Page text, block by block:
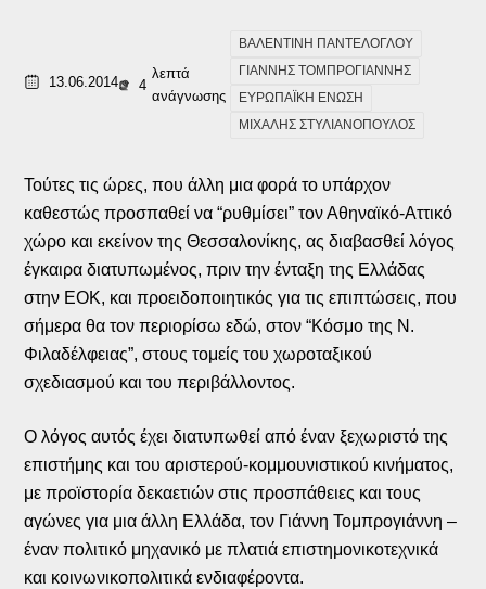
13.06.2014 4
λεπτά
ανάγνωσης
ΒΑΛΕΝΤΙΝΗ ΠΑΝΤΕΛΟΓΛΟΥ
ΓΙΑΝΝΗΣ ΤΟΜΠΡΟΓΙΑΝΝΗΣ
ΕΥΡΩΠΑΪΚΗ ΕΝΩΣΗ
ΜΙΧΑΛΗΣ ΣΤΥΛΙΑΝΟΠΟΥΛΟΣ
Τούτες τις ώρες, που άλλη μια φορά το υπάρχον
καθεστώς προσπαθεί να “ρυθμίσει” τον Αθηναϊκό-Αττικό
χώρο και εκείνον της Θεσσαλονίκης, ας διαβασθεί λόγος
έγκαιρα διατυπωμένος, πριν την ένταξη της Ελλάδας
στην ΕΟΚ, και προειδοποιητικός για τις επιπτώσεις, που
σήμερα θα τον περιορίσω εδώ, στον “Κόσμο της Ν.
Φιλαδέλφειας”, στους τομείς του χωροταξικού
σχεδιασμού και του περιβάλλοντος.
Ο λόγος αυτός έχει διατυπωθεί από έναν ξεχωριστό της
επιστήμης και του αριστερού-κομμουνιστικού κινήματος,
με προϊστορία δεκαετιών στις προσπάθειες και τους
αγώνες για μια άλλη Ελλάδα, τον Γιάννη Τομπρογιάννη –
έναν πολιτικό μηχανικό με πλατιά επιστημονικοτεχνικά
και κοινωνικοπολιτικά ενδιαφέροντα.